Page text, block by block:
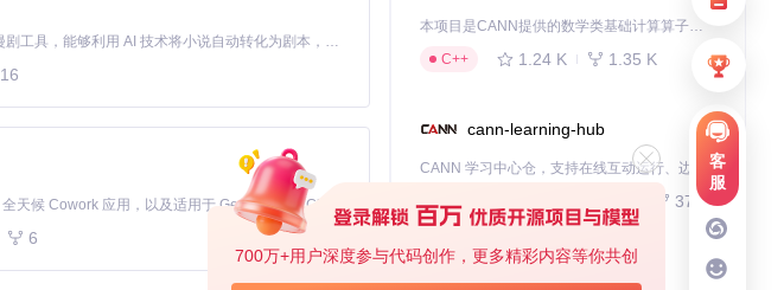
客
服
700万+用户深度参与代码创作，更多精彩内容等你共创
Toonflow 是一款 AI 短剧漫剧工具，能够利用 AI 技术将小说自动转化为剧本，并结合 AI 生成的图片和视频，实现高效的短剧创作。借助 Toonflow，可以轻松完成从文字到影像的全流程，让短剧制作变得更加智能与便捷。
16
免费、本地、开源的 24/7 全天候 Cowork 应用，以及适用于 Gemini CLI、Claude Code、Codex、OpenCode、Qwen Code、Goose CLI、Auggie 等的 OpenClaw | 🌟 喜欢就点star吧
6
本项目是CANN提供的数学类基础计算算子库，实现网络在NPU上加速计算。
C++
1.24 K 1.35 K
cann-learning-hub
Jupyter Notebook
377
kernel